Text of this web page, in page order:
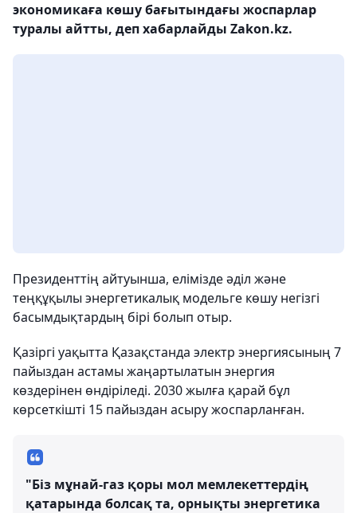
экономикаға көшу бағытындағы жоспарлар
туралы айтты, деп хабарлайды Zakon.kz.
Президенттің айтуынша, елімізде әділ және
теңқұқылы энергетикалық модельге көшу негізгі
басымдықтардың бірі болып отыр.
Қазіргі уақытта Қазақстанда электр энергиясының 7
пайыздан астамы жаңартылатын энергия
көздерінен өндіріледі. 2030 жылға қарай бұл
көрсеткішті 15 пайыздан асыру жоспарланған.
"Біз мұнай-газ қоры мол мемлекеттердің
қатарында болсақ та, орнықты энергетика